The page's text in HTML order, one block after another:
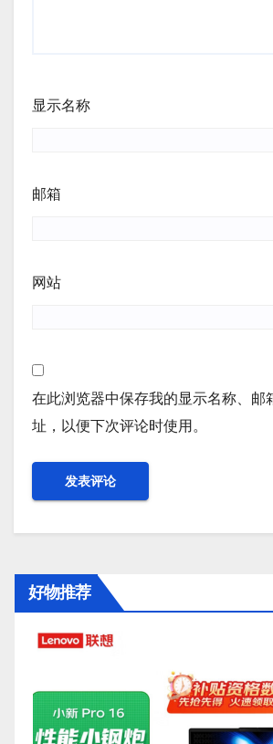
显示名称
邮箱
网站
在此浏览器中保存我的显示名称、邮
址，以便下次评论时使用。
好物推荐